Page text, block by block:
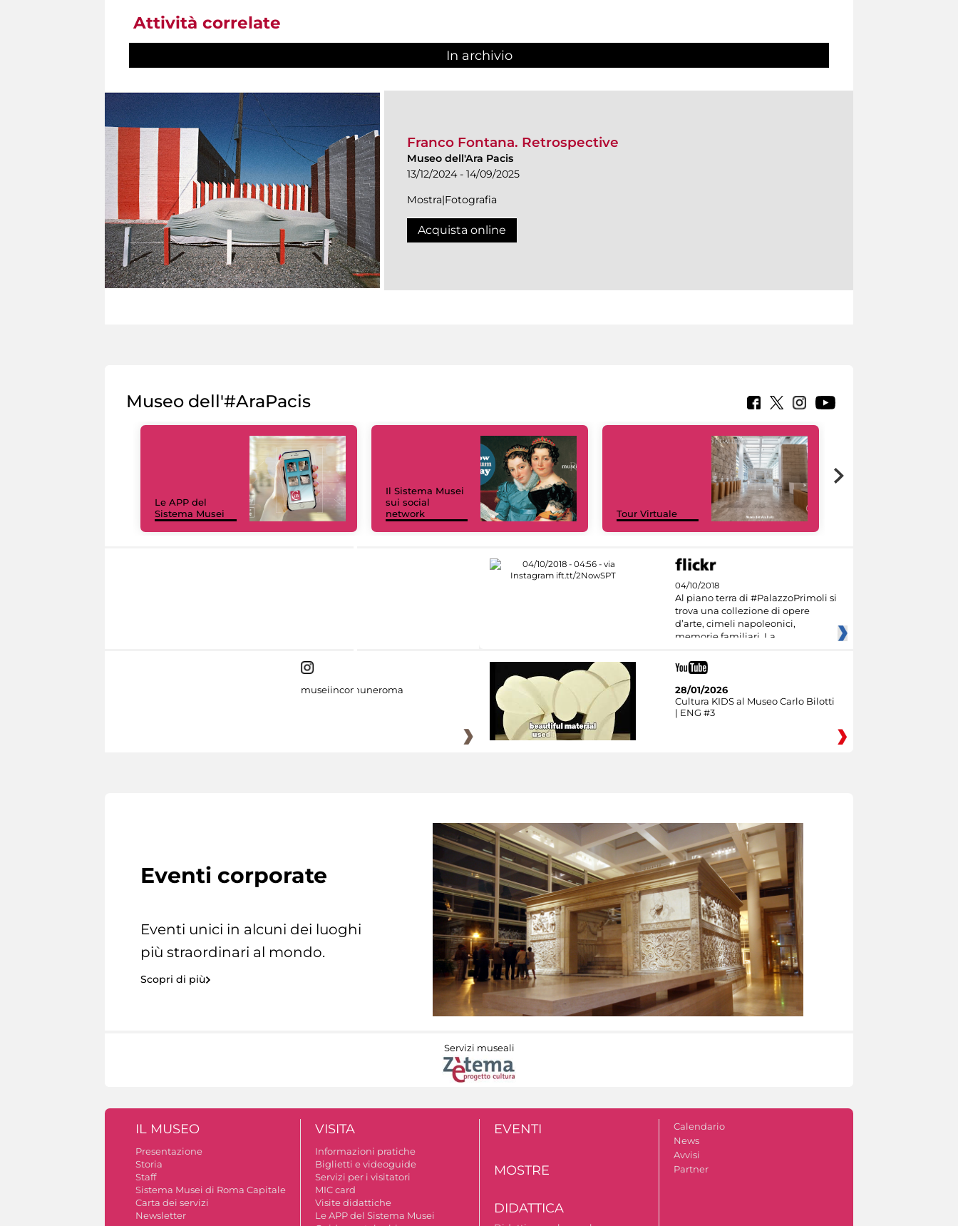
Attività correlate
In archivio
Franco Fontana. Retrospective
Museo dell'Ara Pacis
13/12/2024 - 14/09/2025
Mostra|Fotografia
Acquista online
Museo dell'#AraPacis
Le APP del
Sistema Musei
Il Sistema Musei
sui social
network
Tour Virtuale
04/10/2018
Al piano terra di #PalazzoPrimoli si
trova una collezione di opere
d’arte, cimeli napoleonici,
memorie familiari. La
museiincomuneroma
28/01/2026
Cultura KIDS al Museo Carlo Bilotti
| ENG #3
Eventi corporate
Eventi unici in alcuni dei luoghi
più straordinari al mondo.
Scopri di più
Servizi museali
IL MUSEO
Presentazione
Storia
Staff
Sistema Musei di Roma Capitale
Carta dei servizi
Newsletter
VISITA
Informazioni pratiche
Biglietti e videoguide
Servizi per i visitatori
MIC card
Visite didattiche
Le APP del Sistema Musei
EVENTI
MOSTRE
DIDATTICA
Calendario
News
Avvisi
Partner